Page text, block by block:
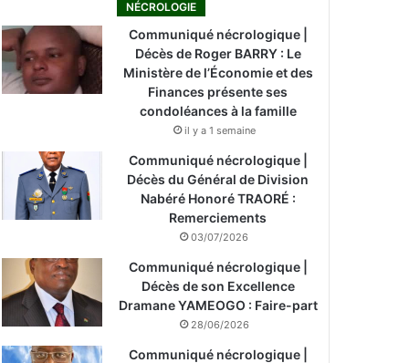
NÉCROLOGIE
Communiqué nécrologique |
Décès de Roger BARRY : Le
Ministère de l’Économie et des
Finances présente ses
condoléances à la famille
il y a 1 semaine
Communiqué nécrologique |
Décès du Général de Division
Nabéré Honoré TRAORÉ :
Remerciements
03/07/2026
Communiqué nécrologique |
Décès de son Excellence
Dramane YAMEOGO : Faire-part
28/06/2026
Communiqué nécrologique |